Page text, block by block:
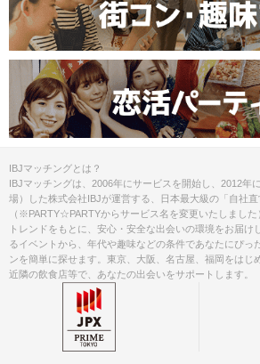
IBJマッチングとは？
IBJマッチングは、2006年にサービスを開始し、2012年
場）した株式会社IBJが運営する、日本最大級の「自社
（※PARTY☆PARTYからサービス名を変更いたしまし
トレンドをもとに、安心・安全な出会いの環境をお届け
るイベントから、年代や趣味などの条件であなたにぴっ
ンを簡単に探せます。東京、大阪、名古屋、福岡をはじ
近隣の飲食店等で、あなたの出会いをサポートします。